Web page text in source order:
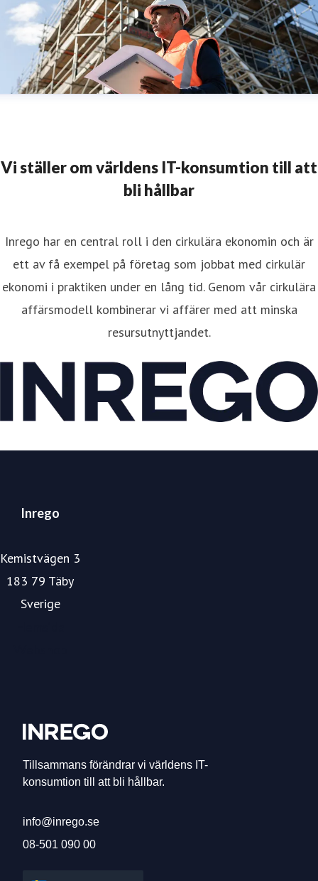
Vi ställer om världens IT-konsumtion till att
bli hållbar
Inrego har en central roll i den cirkulära ekonomin och är
ett av få exempel på företag som jobbat med cirkulär
ekonomi i praktiken under en lång tid. Genom vår cirkulära
affärsmodell kombinerar vi affärer med att minska
resursutnyttjandet.
Inrego
Kemistvägen 3
183 79 Täby
Sverige